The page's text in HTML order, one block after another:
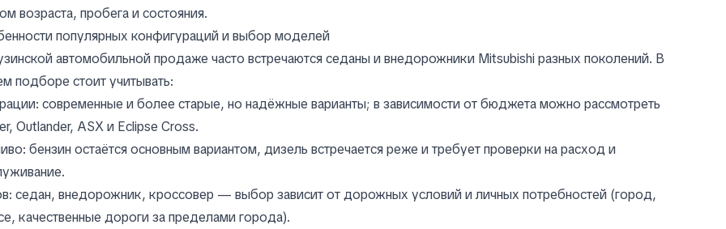
возраста, пробега и состояния.
популярных конфигураций и выбор моделей
автомобильной продаже часто встречаются седаны и внедорожники Mitsubishi разных поколений. В
подборе стоит учитывать:
современные и более старые, но надёжные варианты; в зависимости от бюджета можно рассмотреть
Outlander, ASX и Eclipse Cross.
бензин остаётся основным вариантом, дизель встречается реже и требует проверки на расход и
седан, внедорожник, кроссовер — выбор зависит от дорожных условий и личных потребностей (город,
качественные дороги за пределами города).